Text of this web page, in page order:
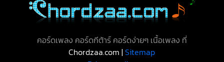
คอร์ดเพลง คอร์ดกีต้าร์ คอร์ดง่ายๆ เนื้อเพลง ที่
Chordzaa.com |Sitemap